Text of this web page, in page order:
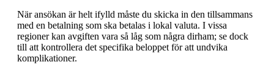
När ansökan är helt ifylld måste du skicka in den tillsammans
med en betalning som ska betalas i lokal valuta. I vissa
regioner kan avgiften vara så låg som några dirham; se dock
till att kontrollera det specifika beloppet för att undvika
komplikationer.